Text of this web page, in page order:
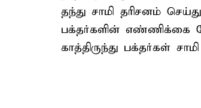
தந்து சாமி தரிசனம்
பக்தர்களின் எண்ணிக்கை
காத்திருந்து பக்தர்கள்